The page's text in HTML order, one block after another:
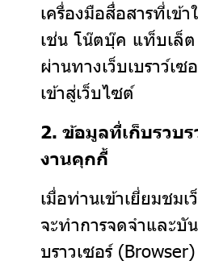
เครื่องมือสื่อสารที่เข้
เช่น โน๊ตบุ๊ค แท็บเล็
ผ่านทางเว็บเบราว์เ
เข้าสู่เว็บไซต์
2. ข้อมูลที่เก็บรวบ
งานคุกกี้
เมื่อท่านเข้าเยี่ยมชมเ
จะทำการจดจำและ
บราวเซอร์